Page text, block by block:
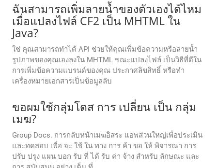
ฉันสามารถเพิ่มลายน้ำของตัวเองได้ไหม
เมื่อแปลงไฟล์ CF2 เป็น MHTML ใน
Java?
ใช่ คุณสามารถทำได้ API ช่วยให้คุณเพิ่มข้อความหรือลายน้ำ
รูปภาพของคุณเองลงใน MHTML ขณะแปลงไฟล์ เป็นวิธีที่ดีใน
การเพิ่มข้อความแบรนด์ของคุณ ประกาศลิขสิทธิ์ หรือทำ
เครื่องหมายเอกสารเป็นข้อมูลลับ
ขอผมใช้กลุ่มโดส การ เปลี่ยน เป็น กลุ่ม
เมฆ?
Group Docs. การกลับหน้าเมฆอิสระ แอพส่วนใหญ่เพื่อประเมิน
และทดสอบ เพื่อ จะ ใช้ ใน ทาง การ ค้า ขอ ให้ พิจารณา การ
ปรับ ปรุง แผน บอก รับ ที่ ได้ รับ ค่า จ้าง สําหรับ ลักษณะ และ